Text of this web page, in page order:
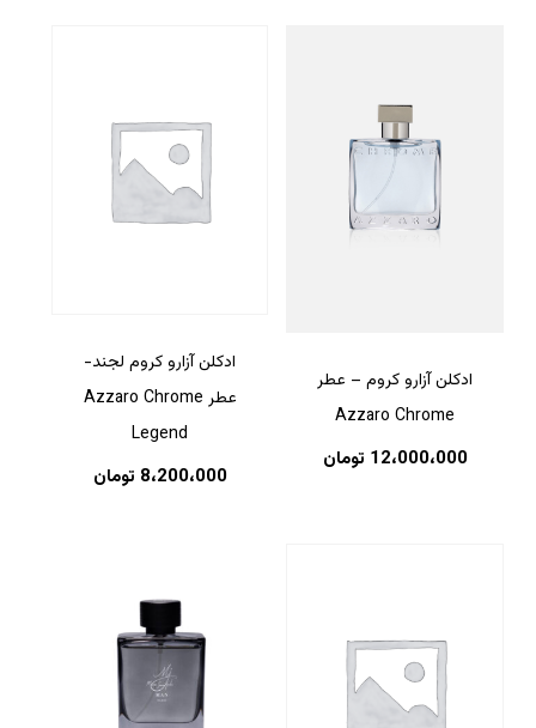
ادکلن آزارو کروم – عطر
Azzaro Chrome
12،000،000 تومان
ادکلن آزارو کروم لجند-
عطر Azzaro Chrome
Legend
8،200،000 تومان